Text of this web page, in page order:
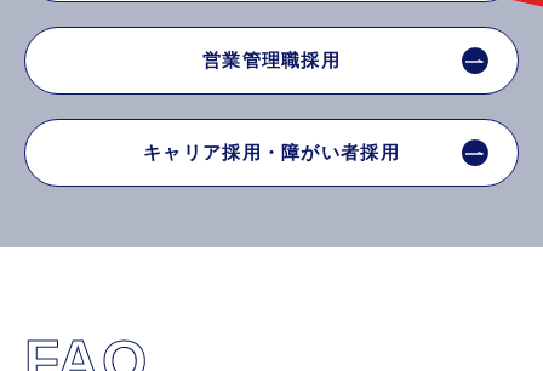
営業管理職採用
キャリア採用・障がい者採用